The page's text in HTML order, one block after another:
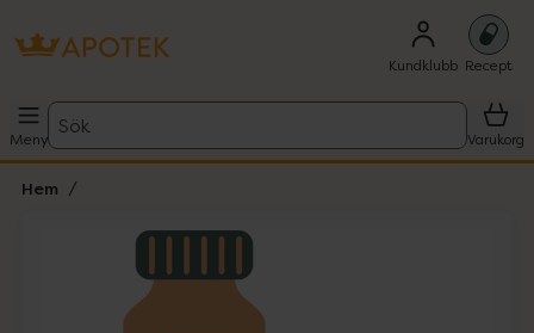
Kundklubb Recept
Meny
Sök
Varukorg
Hem
Lista: . Innehåller 1 objekt.